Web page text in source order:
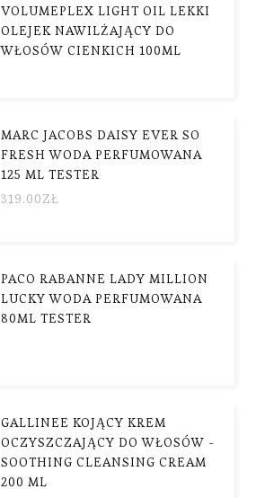
VOLUMEPLEX LIGHT OIL LEKKI
OLEJEK NAWILŻAJĄCY DO
WŁOSÓW CIENKICH 100ML
MARC JACOBS DAISY EVER SO
FRESH WODA PERFUMOWANA
125 ML TESTER
319.00ZŁ
PACO RABANNE LADY MILLION
LUCKY WODA PERFUMOWANA
80ML TESTER
GALLINEE KOJĄCY KREM ​​
OCZYSZCZAJĄCY DO WŁOSÓW -
SOOTHING CLEANSING CREAM
200 ML